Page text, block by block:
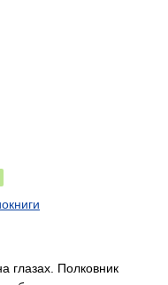
глазах. Полковник